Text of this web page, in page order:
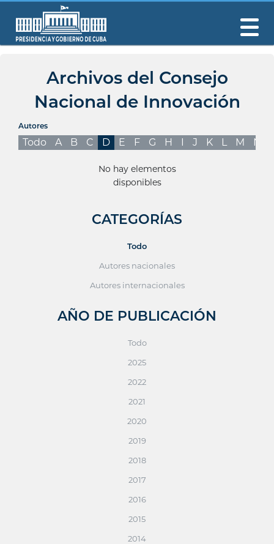
Archivos del Consejo
Nacional de Innovación
Autores
Todo A B C D E F G H I J K L M N
No hay elementos
disponibles
CATEGORÍAS
Todo
Autores nacionales
Autores internacionales
AÑO DE PUBLICACIÓN
Todo
2025
2022
2021
2020
2019
2018
2017
2016
2015
2014